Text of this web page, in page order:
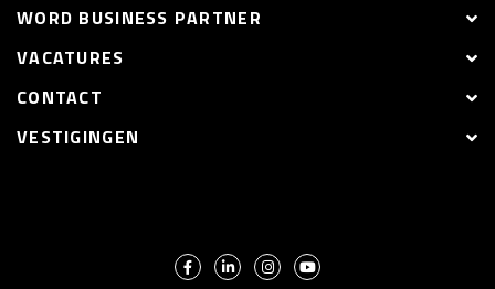
WORD BUSINESS PARTNER
VACATURES
CONTACT
VESTIGINGEN